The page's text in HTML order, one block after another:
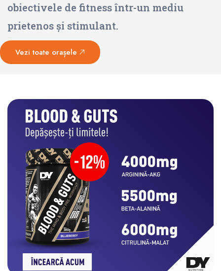
obiectivele de fitness într-un mediu
prietenos și stimulant.
Vezi toate orașele